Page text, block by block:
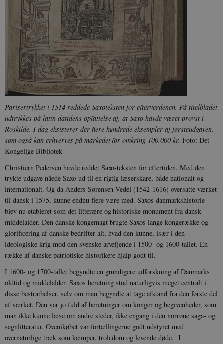
Parisertrykket i 1514 reddede Saxoteksten for efterverdenen. På titelbladet
udtrykkes på latin datidens opfattelse af, at Saxo havde været provst i
Roskilde. I dag eksisterer der flere hundrede eksempler af førsteudgaven,
som også kan erhverves på markedet for omkring 100.000 kr. Foto: Det
Kongelige Bibliotek
Christiern Pedersen havde reddet Saxo-teksten for eftertiden. Med den
trykte udgave nåede Saxo ud til en rigtig læserskare, både nationalt og
internationalt. Og da Anders Sørensen Vedel (1542-1616) oversatte værket
til dansk i 1575, kunne endnu flere være med. Saxos danmarkshistorie
blev nu etableret som det litterære og historiske monument fra dansk
middelalder. Den danske kongemagt brugte Saxos lange kongerække og
glorificering af danske bedrifter alt, hvad den kunne, især i den
ideologiske krig mod den svenske arvefjende i 1500- og 1600-tallet. En
række af danske patriotiske historikere hjalp godt til.
I 1600- og 1700-tallet begyndte en grundigere udforskning af Danmarks
oldtid og middelalder. Saxos beretning stod naturligvis meget centralt i
disse bestræbelser, selv om man begyndte at tage afstand fra den første del
af værket. Den var jo fuld af beretninger om konger og begivenheder, som
man ikke kunne læse om andre steder, ikke engang i den norrøne saga- og
sagnlitteratur. Ovenikøbet var fortællingerne godt udstyret med
overnaturlige træk som kæmper, trolddom og levende døde. I